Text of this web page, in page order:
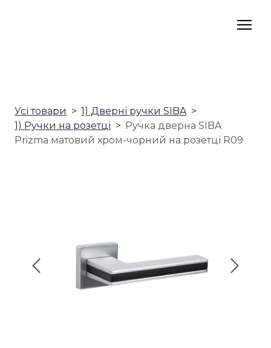
Усі товари
1) Дверні ручки SIBA
1) Ручки на розетці
Ручка дверна SIBA
Prizma матовий хром-чорний на розетці R09